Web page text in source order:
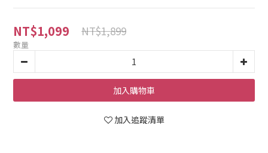
NT$1,099 NT$1,899
數量
加入購物車
加入追蹤清單